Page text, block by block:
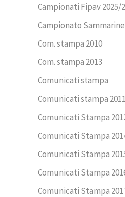
Campionati Fipav 2025/
Campionato
Com. stampa 2010
Com. stampa 2013
Comunicati stampa
Comunicati stampa 2011
Comunicati Stampa
Comunicati Stampa
Comunicati Stampa
Comunicati Stampa
Comunicati Stampa